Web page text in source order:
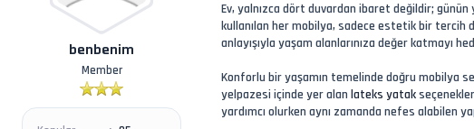
benbenim
Member
Ev, yalnızca dört duvardan ibaret değildir;
kullanılan her mobilya, sadece estetik bir tercih
anlayışıyla yaşam alanlarınıza değer katmayı
Konforlu bir yaşamın temelinde doğru mobilya
yelpazesi içinde yer alan lateks yatak
yardımcı olurken aynı zamanda nefes alabilen